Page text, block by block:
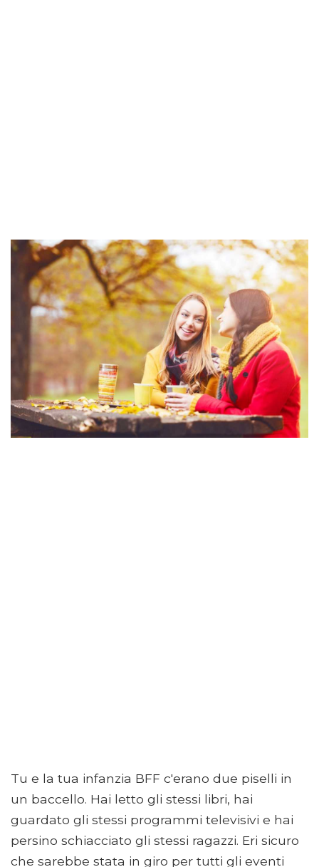
Tu e la tua infanzia BFF c'erano due piselli in
un baccello. Hai letto gli stessi libri, hai
guardato gli stessi programmi televisivi e hai
persino schiacciato gli stessi ragazzi. Eri sicuro
che sarebbe stata in giro per tutti gli eventi